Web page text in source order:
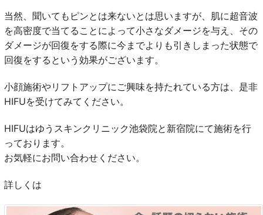
当然、聞いてもピンとは来ないとは思いますが、肌に超音波
を高密度で当てることによって小さなダメージを与え、その
ダメージが回復をする際に今までよりも引きしまった状態で
回復をするという効果がございます。
小顔施術やリフトアップにご興味を持たれている方は、是非
HIFUを受けてみてください。
HIFUはゆうスキンクリニック池袋院と新宿院にて施術を行
っております。
お気軽にお問い合わせください。
詳しくは